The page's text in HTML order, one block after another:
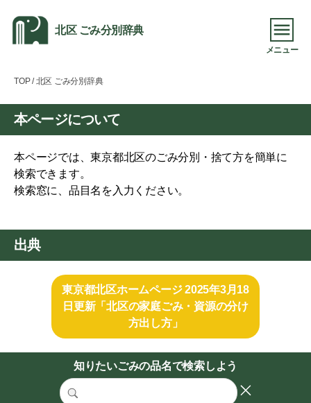
北区 ごみ分別辞典
メニュー
TOP / 北区 ごみ分別辞典
本ページについて
本ページでは、東京都北区のごみ分別・捨て方を簡単に
検索できます。
検索窓に、品目名を入力ください。
出典
東京都北区ホームページ 2025年3月18
日更新「北区の家庭ごみ・資源の分け
方出し方」
知りたいごみの品名で検索しよう